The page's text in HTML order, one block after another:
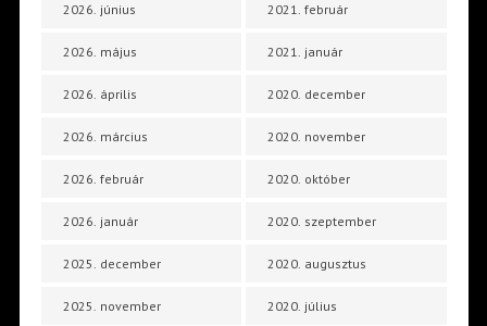
2026. június
2026. május
2026. április
2026. március
2026. február
2026. január
2025. december
2025. november
2021. február
2021. január
2020. december
2020. november
2020. október
2020. szeptember
2020. augusztus
2020. július